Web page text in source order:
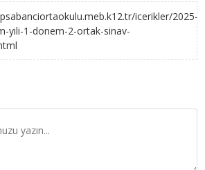
icerikler/2025-
yili-1-donem-2-ortak-sinav-